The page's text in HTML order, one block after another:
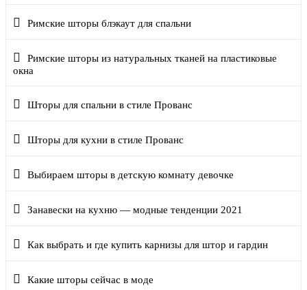
Римские шторы блэкаут для спальни
Римские шторы из натуральных тканей на пластиковые
окна
Шторы для спальни в стиле Прованс
Шторы для кухни в стиле Прованс
Выбираем шторы в детскую комнату девочке
Занавески на кухню — модные тенденции 2021
Как выбрать и где купить карнизы для штор и гардин
Какие шторы сейчас в моде